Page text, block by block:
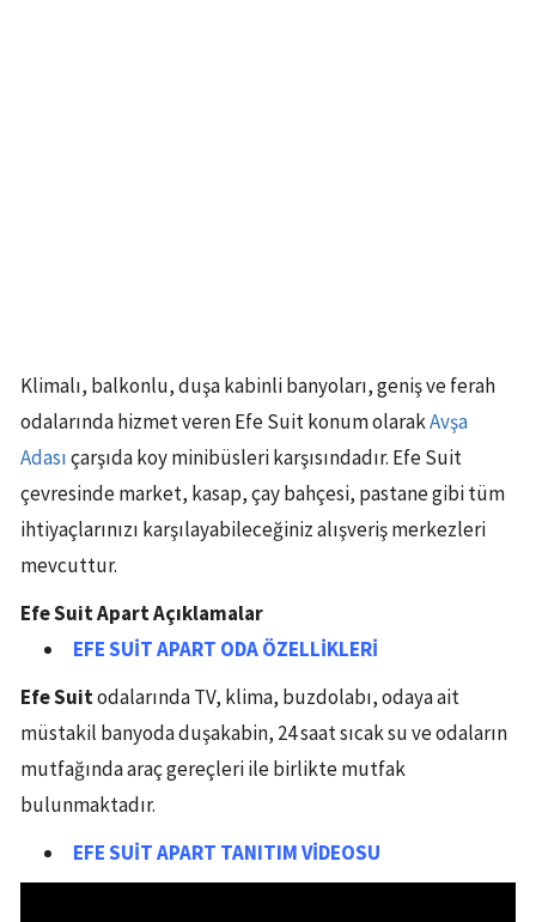
Klimalı, balkonlu, duşa kabinli banyoları, geniş ve ferah
odalarında hizmet veren Efe Suit konum olarakAvşa
Adasıçarşıda koy minibüsleri karşısındadır. Efe Suit
çevresinde market, kasap, çay bahçesi, pastane gibi tüm
ihtiyaçlarınızı karşılayabileceğiniz alışveriş merkezleri
mevcuttur.
Efe Suit Apart Açıklamalar
EFE SUİT APART ODA ÖZELLİKLERİ
Efe Suitodalarında TV, klima, buzdolabı, odaya ait
müstakil banyoda duşakabin, 24 saat sıcak su ve odaların
mutfağında araç gereçleri ile birlikte mutfak
bulunmaktadır.
EFE SUİT APART TANITIM VİDEOSU